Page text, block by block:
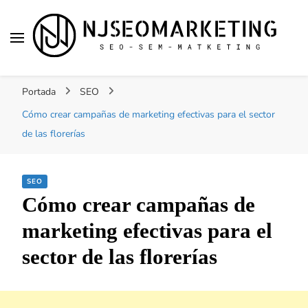
ACTUALIDAD
personal, desarrollo web, app, y lo que no te
imaginas…
Portada
SEO
Cómo crear campañas de marketing efectivas para el sector
de las florerías
SEO
Cómo crear campañas de
marketing efectivas para el
sector de las florerías